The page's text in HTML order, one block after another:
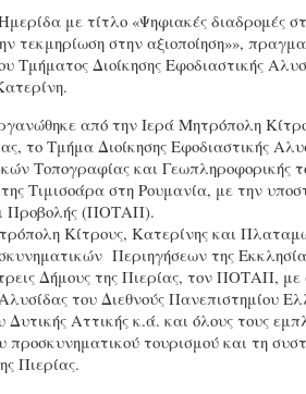
με τίτλο «Ψηφιακές διαδρομές
τεκμηρίωση στην αξιοποίηση»»,
Τμήματος Διοίκησης Εφοδιαστικής
από την Ιερά Μητρόπολη
το Τμήμα Διοίκησης Εφοδιαστικής
Τοπογραφίας και Γεωπληροφορικής
Τιμισοάρα στη Ρουμανία, με την
Προβολής (ΠΟΤΑΠ).
Κίτρους, Κατερίνης και
Περιηγήσεων της
Δήμους της Πιερίας, τον ΠΟΤΑΠ,
του Διεθνούς Πανεπιστημίου
Δυτικής Αττικής κ.ά. και όλους τους
προσκυνηματικού τουρισμού και τη
Πιερίας.